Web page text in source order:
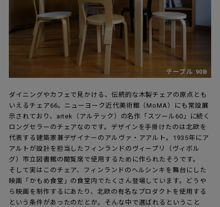
テーブル:90B
ダイニングやカフェで見かける、伝統的な木製チェアの原点とも
いえるチェア66。ニューヨーク近代美術館（MoMA）にも常設展
示されており、artek（アルテック）の名作「スツール60」に続く
ロングセラーのチェアなのです。デザインを手掛けたのは北欧を
代表する建築家兼デザイナーのアルヴァ・アアルト。1935年にア
アルトが設計を担当したフィンランドのヴィープリ（ヴィボル
グ）市立図書館の閲覧席で使用するために作られたそうです。
そして実はこのチェア、フィンランドのヘルシンキを舞台にした
映画「かもめ食堂」の食堂内でたくさん登場しています。どうや
ら映画を制作するにあたり、北欧の有名なプロダクトを使用する
という条件があったのだとか。そんな中で選ばれるということ